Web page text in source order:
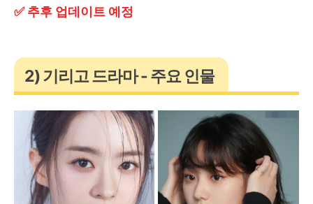
✅ 추후 업데이트 예정
2) 기리고 드라마 - 주요 인물